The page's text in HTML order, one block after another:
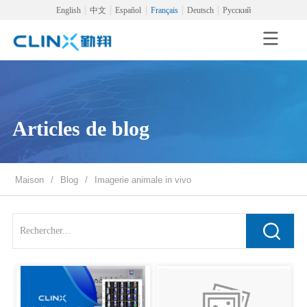
English 中文 Español Français Deutsch Русский
Articles de blog
Maison / Blog / Imagerie animale in vivo